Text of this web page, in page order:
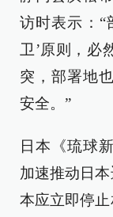
访时表示：“
卫’原则，必
突，部署地
安全。”
日本《琉球
加速推动日
本应立即停止